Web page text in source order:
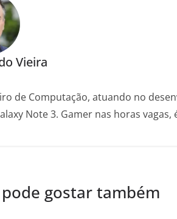
Vieira
de Computação, atuando no
Note 3. Gamer nas horas
gostar também